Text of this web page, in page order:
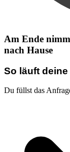
Am Ende
nach Hause
So läuft deine
Du füllst das